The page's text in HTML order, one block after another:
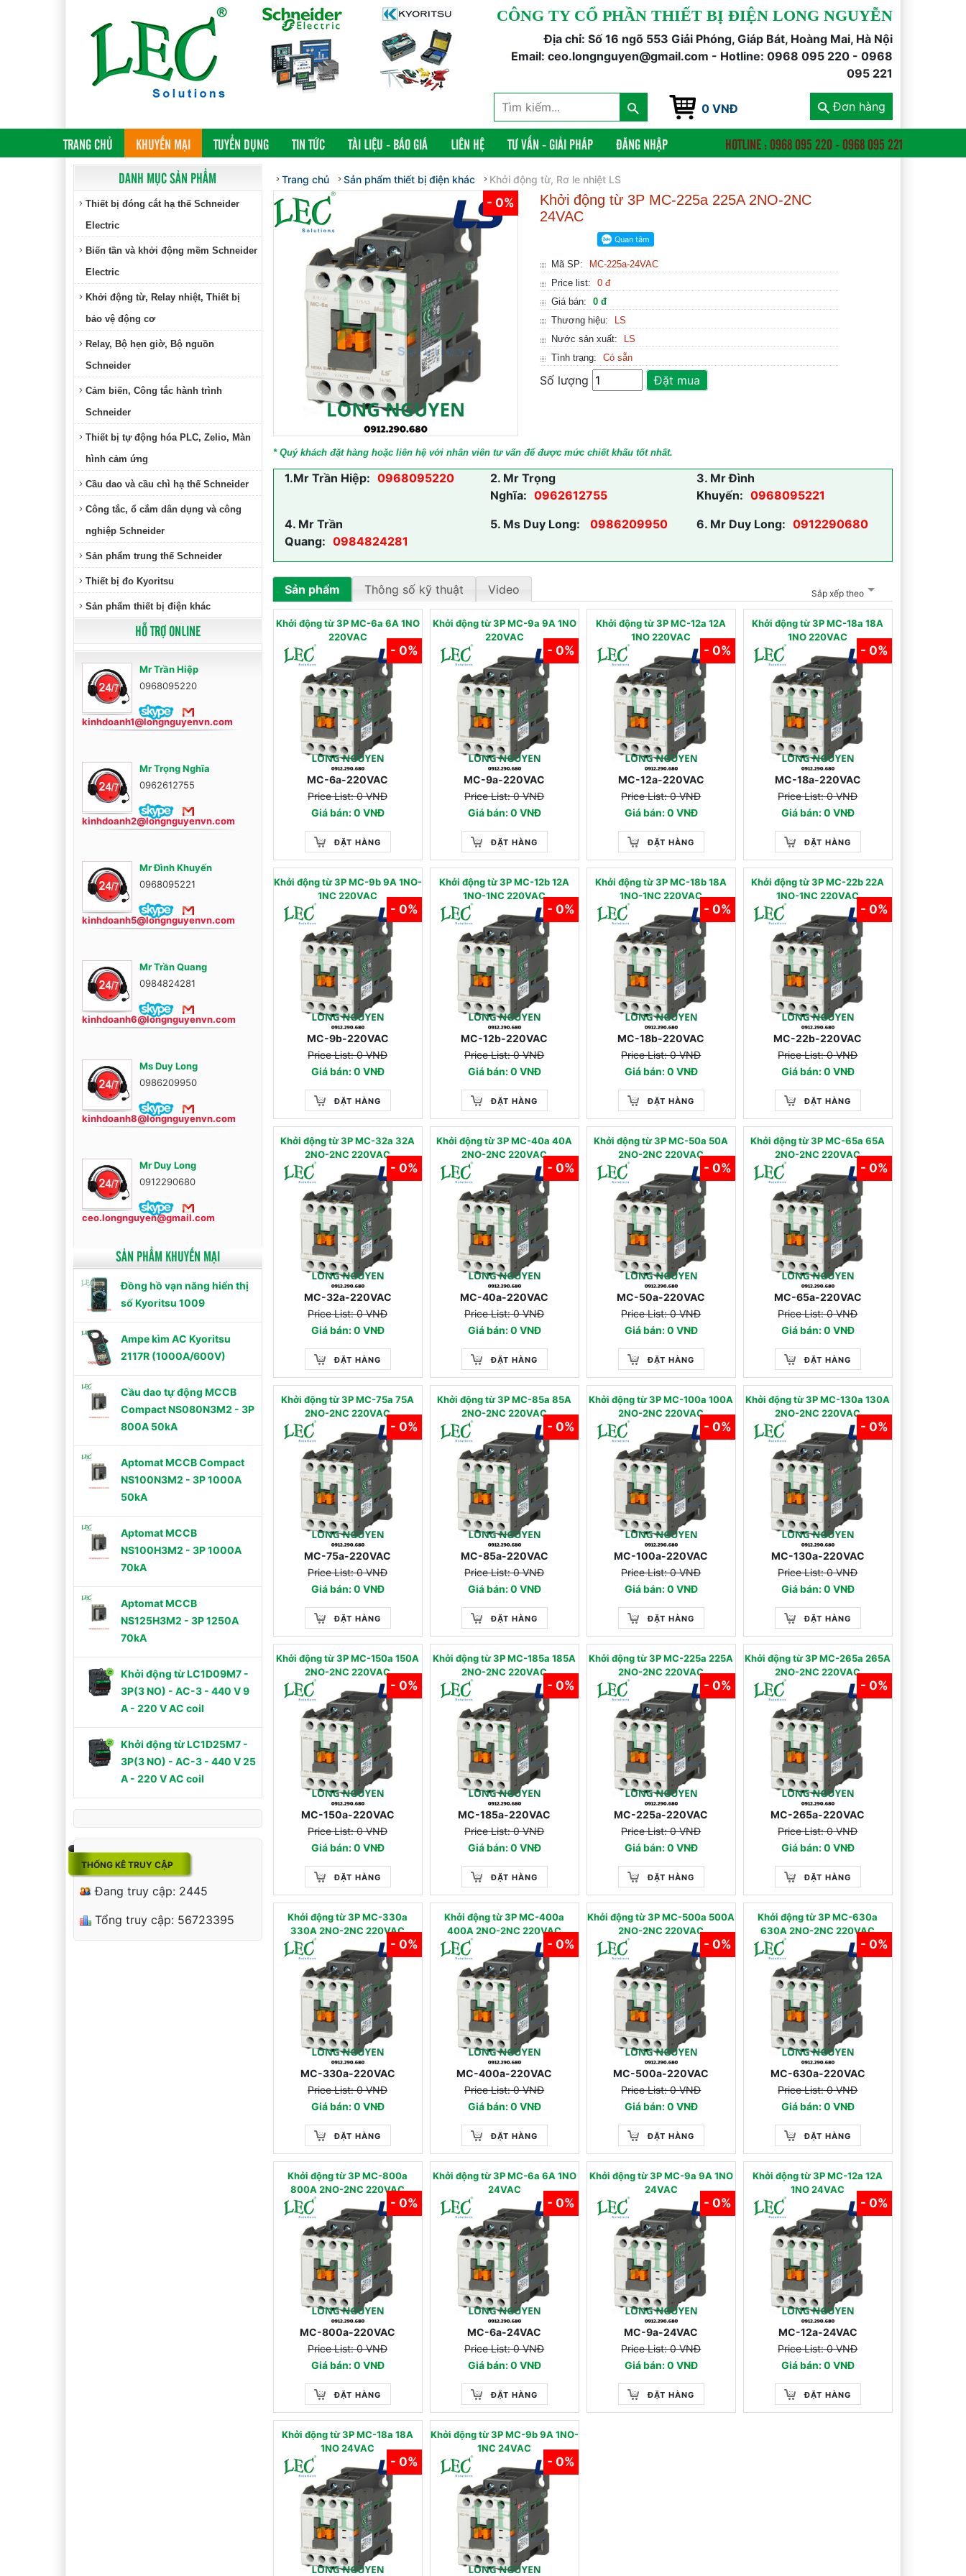
CÔNG TY CỔ PHẦN THIẾT BỊ ĐIỆN LONG NGUYỄN
Địa chỉ: Số 16 ngõ 553 Giải Phóng, Giáp Bát, Hoàng Mai, Hà Nội
Email: ceo.longnguyen@gmail.com - Hotline: 0968 095 220 - 0968
095 221
0 VNĐ Đơn hàng
TRANG CHỦ (CURRENT)
KHUYẾN MẠI TUYỂN DỤNG TIN TỨC TÀI LIỆU - BÁO GIÁ LIÊN HỆ TƯ VẤN - GIẢI PHÁP ĐĂNG NHẬP
HOTLINE : 0968 095 220 - 0968 095 221
DANH MỤC SẢN PHẨM
Thiết bị đóng cắt hạ thế Schneider
Electric
Biến tần và khởi động mềm Schneider
Electric
Khởi động từ, Relay nhiệt, Thiết bị
bảo vệ động cơ
Relay, Bộ hẹn giờ, Bộ nguồn
Schneider
Cảm biến, Công tắc hành trình
Schneider
Thiết bị tự động hóa PLC, Zelio, Màn
hình cảm ứng
Cầu dao và cầu chì hạ thế Schneider
Công tắc, ổ cắm dân dụng và công
nghiệp Schneider
Sản phẩm trung thế Schneider
Thiết bị đo Kyoritsu
Sản phẩm thiết bị điện khác
HỖ TRỢ ONLINE
Mr Trần Hiệp
0968095220
kinhdoanh1@longnguyenvn.com
Mr Trọng Nghĩa
0962612755
kinhdoanh2@longnguyenvn.com
Mr Đình Khuyến
0968095221
kinhdoanh5@longnguyenvn.com
Mr Trần Quang
0984824281
kinhdoanh6@longnguyenvn.com
Ms Duy Long
0986209950
kinhdoanh8@longnguyenvn.com
Mr Duy Long
0912290680
ceo.longnguyen@gmail.com
SẢN PHẨM KHUYẾN MẠI
Đồng hồ vạn năng hiển thị
số Kyoritsu 1009
Ampe kìm AC Kyoritsu
2117R (1000A/600V)
Cầu dao tự động MCCB
Compact NS080N3M2 - 3P
800A 50kA
Aptomat MCCB Compact
NS100N3M2 - 3P 1000A
50kA
Aptomat MCCB
NS100H3M2 - 3P 1000A
70kA
Aptomat MCCB
NS125H3M2 - 3P 1250A
70kA
Khởi động từ LC1D09M7 -
3P(3 NO) - AC-3 - 440 V 9
A - 220 V AC coil
Khởi động từ LC1D25M7 -
3P(3 NO) - AC-3 - 440 V 25
A - 220 V AC coil
THỐNG KÊ TRUY CẬP
Đang truy cập: 2445
Tổng truy cập: 56723395
Trang chủ Sản phẩm thiết bị điện khác Khởi động từ, Rơ le nhiệt LS
- 0%
Khởi động từ 3P MC-225a 225A 2NO-2NC
24VAC
Mã SP:
MC-225a-24VAC
Price list:
0 đ
Giá bán:
0 đ
Thương hiệu:
LS
Nước sản xuất:
LS
Tình trạng:
Có sẵn
Số lượng Đặt mua
* Quý khách đặt hàng hoặc liên hệ với nhân viên tư vấn để được mức chiết khấu tốt nhất.
1.Mr Trần Hiệp: 0968095220 2. Mr Trọng
Nghĩa: 0962612755
3. Mr Đình
Khuyến: 0968095221
4.Mr Trần
Quang: 0984824281
5. Ms Duy Long: 0986209950 6. Mr Duy Long: 0912290680
Sản phẩm Thông số kỹ thuật Video Sắp xếp theo
Khởi động từ 3P MC-6a 6A 1NO
220VAC
MC-6a-220VAC
Price List: 0 VNĐ
Giá bán: 0 VNĐ
ĐẶT HÀNG
- 0%
Khởi động từ 3P MC-9a 9A 1NO
220VAC
MC-9a-220VAC
Price List: 0 VNĐ
Giá bán: 0 VNĐ
ĐẶT HÀNG
- 0%
Khởi động từ 3P MC-12a 12A
1NO 220VAC
MC-12a-220VAC
Price List: 0 VNĐ
Giá bán: 0 VNĐ
ĐẶT HÀNG
- 0%
Khởi động từ 3P MC-18a 18A
1NO 220VAC
MC-18a-220VAC
Price List: 0 VNĐ
Giá bán: 0 VNĐ
ĐẶT HÀNG
- 0%
Khởi động từ 3P MC-9b 9A 1NO-
1NC 220VAC
MC-9b-220VAC
Price List: 0 VNĐ
Giá bán: 0 VNĐ
ĐẶT HÀNG
- 0%
Khởi động từ 3P MC-12b 12A
1NO-1NC 220VAC
MC-12b-220VAC
Price List: 0 VNĐ
Giá bán: 0 VNĐ
ĐẶT HÀNG
- 0%
Khởi động từ 3P MC-18b 18A
1NO-1NC 220VAC
MC-18b-220VAC
Price List: 0 VNĐ
Giá bán: 0 VNĐ
ĐẶT HÀNG
- 0%
Khởi động từ 3P MC-22b 22A
1NO-1NC 220VAC
MC-22b-220VAC
Price List: 0 VNĐ
Giá bán: 0 VNĐ
ĐẶT HÀNG
- 0%
Khởi động từ 3P MC-32a 32A
2NO-2NC 220VAC
MC-32a-220VAC
Price List: 0 VNĐ
Giá bán: 0 VNĐ
ĐẶT HÀNG
- 0%
Khởi động từ 3P MC-40a 40A
2NO-2NC 220VAC
MC-40a-220VAC
Price List: 0 VNĐ
Giá bán: 0 VNĐ
ĐẶT HÀNG
- 0%
Khởi động từ 3P MC-50a 50A
2NO-2NC 220VAC
MC-50a-220VAC
Price List: 0 VNĐ
Giá bán: 0 VNĐ
ĐẶT HÀNG
- 0%
Khởi động từ 3P MC-65a 65A
2NO-2NC 220VAC
MC-65a-220VAC
Price List: 0 VNĐ
Giá bán: 0 VNĐ
ĐẶT HÀNG
- 0%
Khởi động từ 3P MC-75a 75A
2NO-2NC 220VAC
MC-75a-220VAC
Price List: 0 VNĐ
Giá bán: 0 VNĐ
ĐẶT HÀNG
- 0%
Khởi động từ 3P MC-85a 85A
2NO-2NC 220VAC
MC-85a-220VAC
Price List: 0 VNĐ
Giá bán: 0 VNĐ
ĐẶT HÀNG
- 0%
Khởi động từ 3P MC-100a 100A
2NO-2NC 220VAC
MC-100a-220VAC
Price List: 0 VNĐ
Giá bán: 0 VNĐ
ĐẶT HÀNG
- 0%
Khởi động từ 3P MC-130a 130A
2NO-2NC 220VAC
MC-130a-220VAC
Price List: 0 VNĐ
Giá bán: 0 VNĐ
ĐẶT HÀNG
- 0%
Khởi động từ 3P MC-150a 150A
2NO-2NC 220VAC
MC-150a-220VAC
Price List: 0 VNĐ
Giá bán: 0 VNĐ
ĐẶT HÀNG
- 0%
Khởi động từ 3P MC-185a 185A
2NO-2NC 220VAC
MC-185a-220VAC
Price List: 0 VNĐ
Giá bán: 0 VNĐ
ĐẶT HÀNG
- 0%
Khởi động từ 3P MC-225a 225A
2NO-2NC 220VAC
MC-225a-220VAC
Price List: 0 VNĐ
Giá bán: 0 VNĐ
ĐẶT HÀNG
- 0%
Khởi động từ 3P MC-265a 265A
2NO-2NC 220VAC
MC-265a-220VAC
Price List: 0 VNĐ
Giá bán: 0 VNĐ
ĐẶT HÀNG
- 0%
Khởi động từ 3P MC-330a
330A 2NO-2NC 220VAC
MC-330a-220VAC
Price List: 0 VNĐ
Giá bán: 0 VNĐ
ĐẶT HÀNG
- 0%
Khởi động từ 3P MC-400a
400A 2NO-2NC 220VAC
MC-400a-220VAC
Price List: 0 VNĐ
Giá bán: 0 VNĐ
ĐẶT HÀNG
- 0%
Khởi động từ 3P MC-500a 500A
2NO-2NC 220VAC
MC-500a-220VAC
Price List: 0 VNĐ
Giá bán: 0 VNĐ
ĐẶT HÀNG
- 0%
Khởi động từ 3P MC-630a
630A 2NO-2NC 220VAC
MC-630a-220VAC
Price List: 0 VNĐ
Giá bán: 0 VNĐ
ĐẶT HÀNG
- 0%
Khởi động từ 3P MC-800a
800A 2NO-2NC 220VAC
MC-800a-220VAC
Price List: 0 VNĐ
Giá bán: 0 VNĐ
ĐẶT HÀNG
- 0%
Khởi động từ 3P MC-6a 6A 1NO
24VAC
MC-6a-24VAC
Price List: 0 VNĐ
Giá bán: 0 VNĐ
ĐẶT HÀNG
- 0%
Khởi động từ 3P MC-9a 9A 1NO
24VAC
MC-9a-24VAC
Price List: 0 VNĐ
Giá bán: 0 VNĐ
ĐẶT HÀNG
- 0%
Khởi động từ 3P MC-12a 12A
1NO 24VAC
MC-12a-24VAC
Price List: 0 VNĐ
Giá bán: 0 VNĐ
ĐẶT HÀNG
- 0%
Khởi động từ 3P MC-18a 18A
1NO 24VAC
- 0%
Khởi động từ 3P MC-9b 9A 1NO-
1NC 24VAC
- 0%